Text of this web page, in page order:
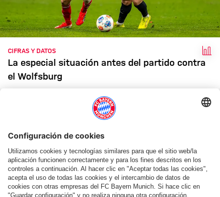
CIFRAS Y DATOS
La especial situación antes del partido contra
el Wolfsburg